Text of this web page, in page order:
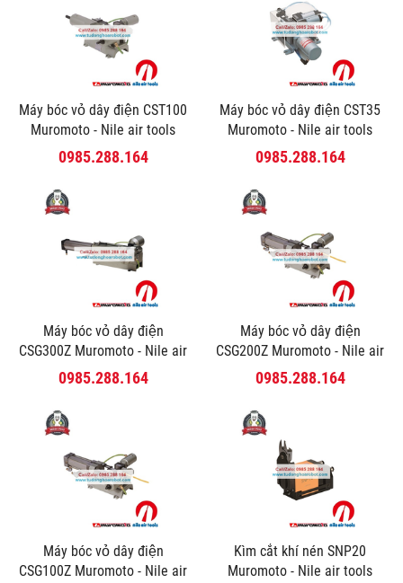
Máy bóc vỏ dây điện CST100
Muromoto - Nile air tools
0985.288.164
Máy bóc vỏ dây điện CST35
Muromoto - Nile air tools
0985.288.164
Máy bóc vỏ dây điện
CSG300Z Muromoto - Nile air
tools
0985.288.164
Máy bóc vỏ dây điện
CSG200Z Muromoto - Nile air
tools
0985.288.164
Máy bóc vỏ dây điện
CSG100Z Muromoto - Nile air
Kìm cắt khí nén SNP20
Muromoto - Nile air tools